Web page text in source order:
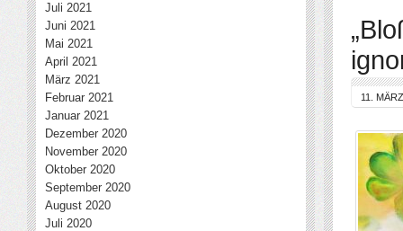
11.
Juli 2021
Juni 2021
Mai 2021
April 2021
März 2021
Februar 2021
Januar 2021
Dezember 2020
November 2020
Oktober 2020
September 2020
August 2020
Juli 2020